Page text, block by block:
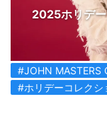
2025ホリデ
#JOHN MASTERS
#ホリデーコレクシ